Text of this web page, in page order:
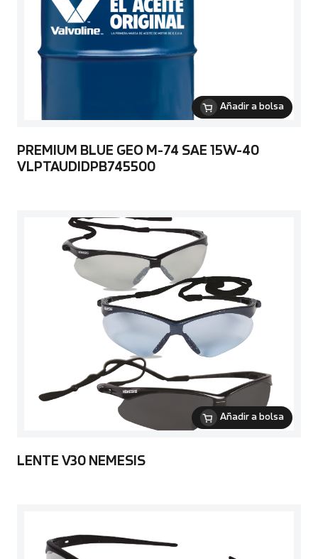
Añadir a bolsa
PREMIUM BLUE GEO M-74 SAE 15W-40
VLPTAUDIDPB745500
Añadir a bolsa
LENTE V30 NEMESIS